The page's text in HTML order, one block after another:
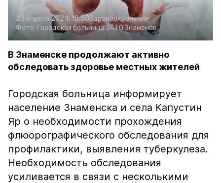
23 апреля 2024, 10:30Здравоохранение
Фото: Городская больница ЗАТО Знаменск
В Знаменске продолжают активно
обследовать здоровье местных жителей
Городская больница информирует
население Знаменска и села Капустин
Яр о необходимости прохождения
флюорографического обследования для
профилактики, выявления туберкулеза.
Необходимость обследования
усиливается в связи с несколькими